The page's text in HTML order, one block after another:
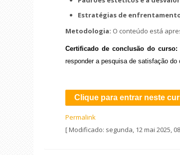
Estratégias de
Metodologia: O conteúdo está
Certificado de conclusão do curso:
responder a pesquisa de satisfação do
Clique para entrar neste
Permalink
[ Modificado: segunda, 12 mai 2025,